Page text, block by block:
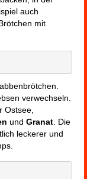
auch
mit
verwechseln.
Ostsee,
und Granat . Die
leckerer und